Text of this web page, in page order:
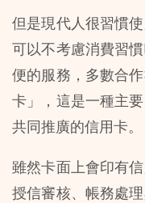
但是現代人很習慣
可以不考慮消費習
便的服務，多數合
卡」，這是一種主
共同推廣的信用卡。
雖然卡面上會印有
授信審核、帳務處